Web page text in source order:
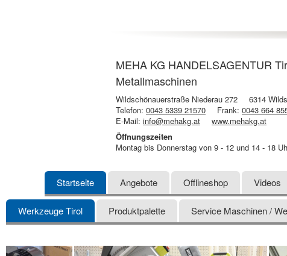
MEHA KG HANDELSAGENTUR
Metallmaschinen
Wildschönauerstraße Niederau 272
6314
Telefon: 0043 5339 21570 Frank: 0043 664
E-Mail: info@mehakg.at
www.mehakg.at
Öffnungszeiten
Montag bis Donnerstag von 9 - 12 und 14 - 18
Startseite Angebote Offlineshop Videos
Werkzeuge Tirol Produktpalette Service Maschinen /